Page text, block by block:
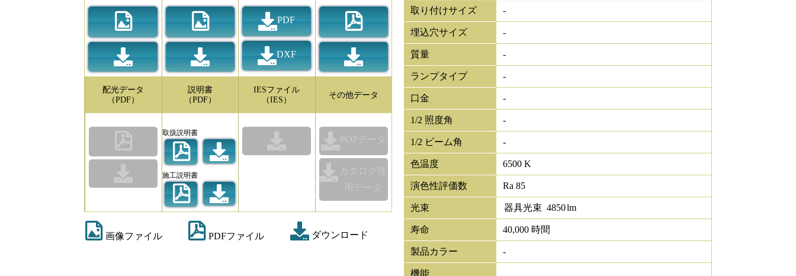
PDF
DXF
配光データ
（PDF）
説明書
（PDF）
取扱説明書
施工説明書
IESファイル
（IES）
その他データ
POPデータ
カタログ使
用データ
画像ファイル PDFファイル ダウンロード
取り付けサイズ -
埋込穴サイズ -
質量 -
ランプタイプ -
口金 -
1/2 照度角 -
1/2 ビーム角 -
色温度 6500 K
演色性評価数 Ra 85
光束 器具光束 4850lm
寿命 40,000 時間
製品カラー -
機能